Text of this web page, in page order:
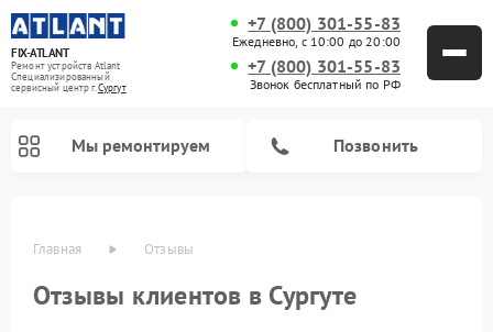
FIX-ATLANT
Ремонт устройств Atlant
Специализированный
cервисный центр г.Сургут
+7 (800) 301-55-83
Ежедневно, с 10:00 до 20:00
+7 (800) 301-55-83
Звонок бесплатный по РФ
Мы ремонтируем Позвонить
Главная Отзывы
Отзывы клиентов в Сургуте